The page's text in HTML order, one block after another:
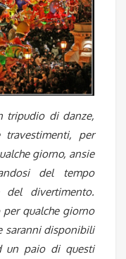
tripudio di danze,
per
giorno, ansie
del tempo
del divertimento.
qualche giorno
saranni disponibili
un paio di questi